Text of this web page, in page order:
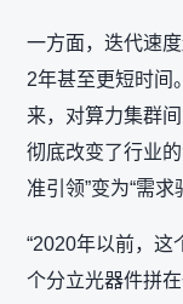
一方面，迭代速
2年甚至更短时间
来，对算力集群
彻底改变了行业
准引领”变为“需求
“2020年以前，这
个分立光器件拼